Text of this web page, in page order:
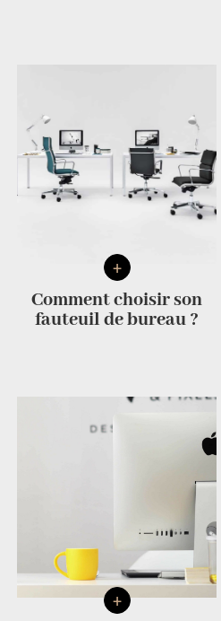
+
Comment choisir son
fauteuil de bureau ?
+